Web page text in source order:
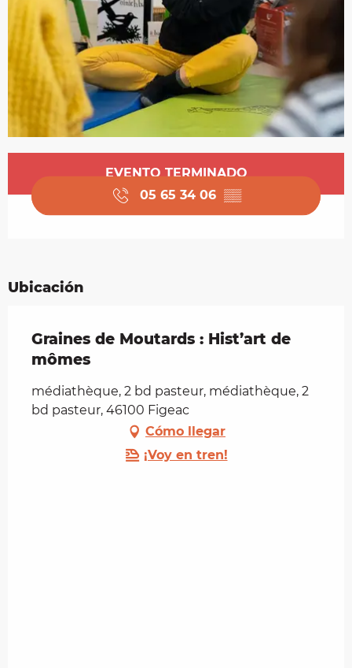
Horarios y datos de contacto
EVENTO TERMINADO
05 65 34 06 ▒▒
Ubicación
Graines de Moutards : Hist’art de
mômes
médiathèque, 2 bd pasteur, médiathèque, 2
bd pasteur, 46100 Figeac
Cómo llegar
¡Voy en tren!